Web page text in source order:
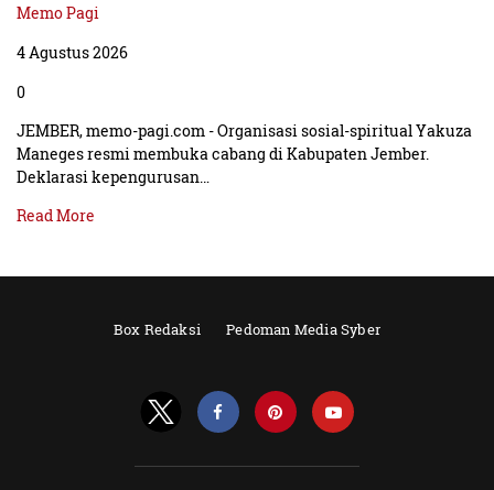
Memo Pagi
4 Agustus 2026
0
JEMBER, memo-pagi.com - Organisasi sosial-spiritual Yakuza
Maneges resmi membuka cabang di Kabupaten Jember.
Deklarasi kepengurusan…
Read More
Box Redaksi Pedoman Media Syber